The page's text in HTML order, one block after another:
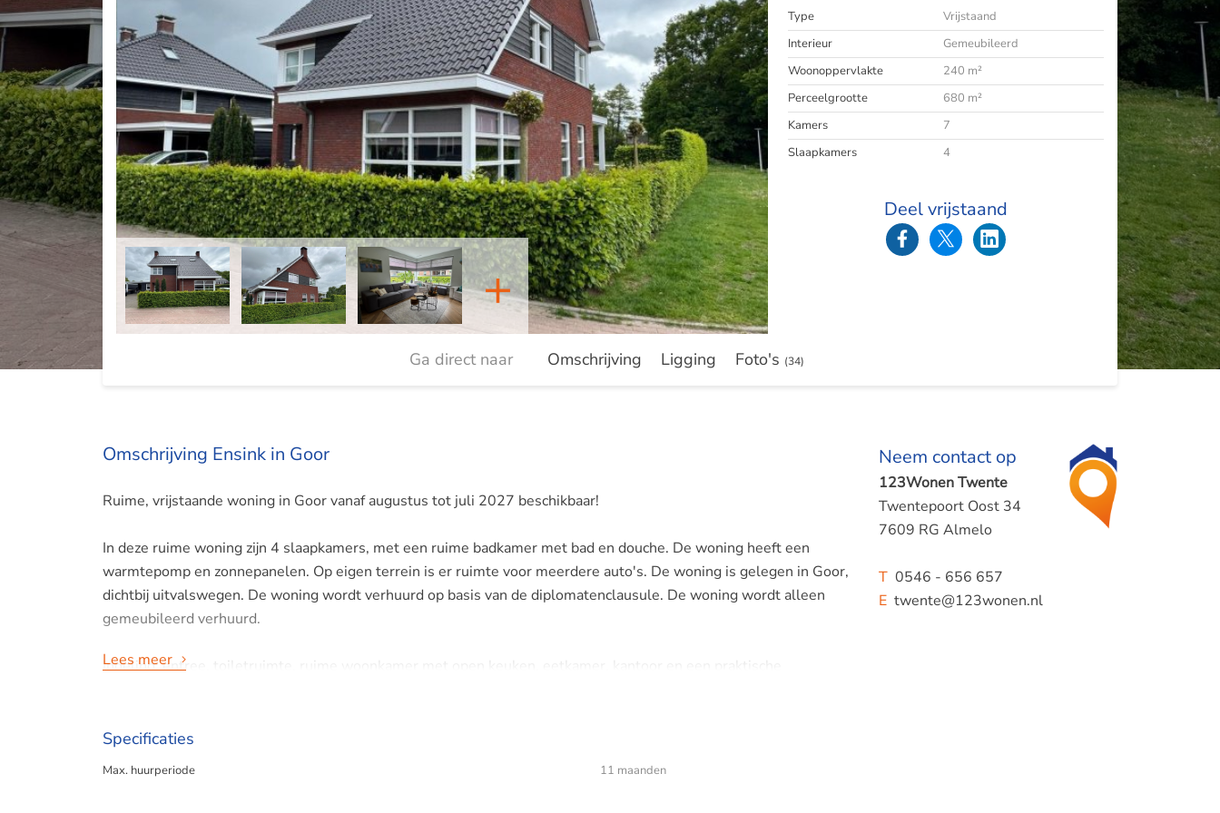
+
Type
Vrijstaand
Interieur
Gemeubileerd
Woonoppervlakte
240 m²
Perceelgrootte
680 m²
Kamers
7
Slaapkamers
4
Deel vrijstaand
Ga direct naar Omschrijving Ligging Foto's (34)
Omschrijving Ensink in Goor
Ruime, vrijstaande woning in Goor vanaf augustus tot juli 2027 beschikbaar!
In deze ruime woning zijn 4 slaapkamers, met een ruime badkamer met bad en douche. De woning heeft een
warmtepomp en zonnepanelen. Op eigen terrein is er ruimte voor meerdere auto's. De woning is gelegen in Goor,
dichtbij uitvalswegen. De woning wordt verhuurd op basis van de diplomatenclausule. De woning wordt alleen
gemeubileerd verhuurd.
Indeling: entree, toiletruimte, ruime woonkamer met open keuken, eetkamer, kantoor en een praktische
Eerste verdieping: drie ruime slaapkamers, waarvan één met inloopkast, en een moderne badkamer uitgerust met
Lees meer
Neem contact op
123Wonen Twente
Twentepoort Oost 34
7609 RG Almelo
T0546 - 656 657
Etwente@123wonen.nl
Specificaties
Max. huurperiode 11 maanden